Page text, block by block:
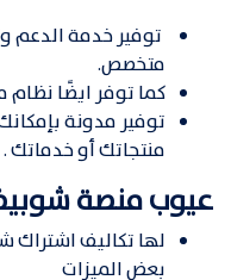
توفير خدمة
متخصص.
كما توفر ايضًا نظام
توفير مدونة
منتجاتك أو خدماتك .
عيوب منصة
لها تكاليف اشتراك
بعض الميزات